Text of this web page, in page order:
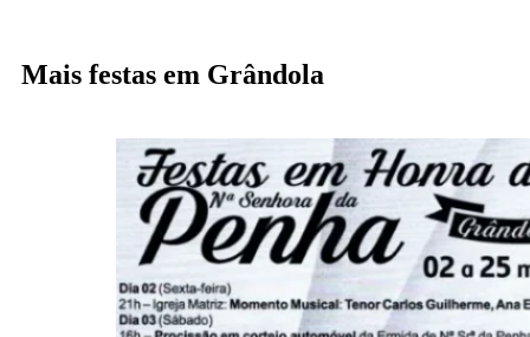
Mais festas em Grândola